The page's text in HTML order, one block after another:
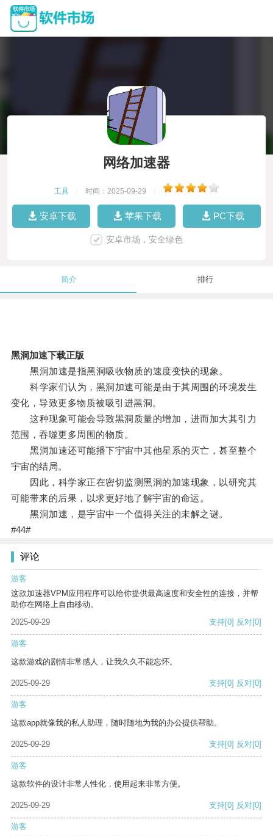
网络加速器
工具 时间：2025-09-29
安卓下载 苹果下载 PC下载
安卓市场，安全绿色
简介 排行
黑洞加速下载正版
黑洞加速是指黑洞吸收物质的速度变快的现象。
科学家们认为，黑洞加速可能是由于其周围的环境发生
变化，导致更多物质被吸引进黑洞。
这种现象可能会导致黑洞质量的增加，进而加大其引力
范围，吞噬更多周围的物质。
黑洞加速还可能播下宇宙中其他星系的灭亡，甚至整个
宇宙的结局。
因此，科学家正在密切监测黑洞的加速现象，以研究其
可能带来的后果，以求更好地了解宇宙的命运。
黑洞加速，是宇宙中一个值得关注的未解之谜。
#44#
评论
游客
这款加速器VPM应用程序可以给你提供最高速度和安全性的连接，并帮
助你在网络上自由移动。
2025-09-29
支持[0] 反对[0]
游客
这款游戏的剧情非常感人，让我久久不能忘怀。
2025-09-29 支持[0] 反对[0]
游客
这款app就像我的私人助理，随时随地为我的办公提供帮助。
2025-09-29 支持[0] 反对[0]
游客
这款软件的设计非常人性化，使用起来非常方便。
2025-09-29 支持[0] 反对[0]
游客